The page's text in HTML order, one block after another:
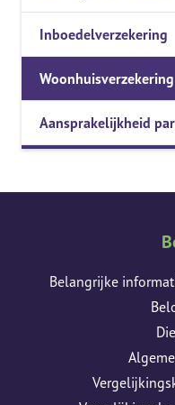
Inboedelverzekering
Woonhuisverzekering
Aansprakelijkheid
Belangrijke